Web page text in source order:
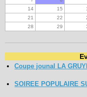
14
15
21
22
28
29
Coupe jounal LA
SOIREE POPULAIRE